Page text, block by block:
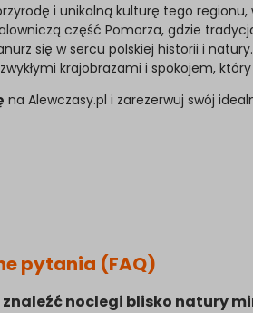
i unikalną kulturę tego
część Pomorza, gdzie
się w sercu polskiej historii i
krajobrazami i spokojem,
na Alewczasy.pl i zarezerwuj swój
pytania (FAQ)
znaleźć noclegi blisko natury